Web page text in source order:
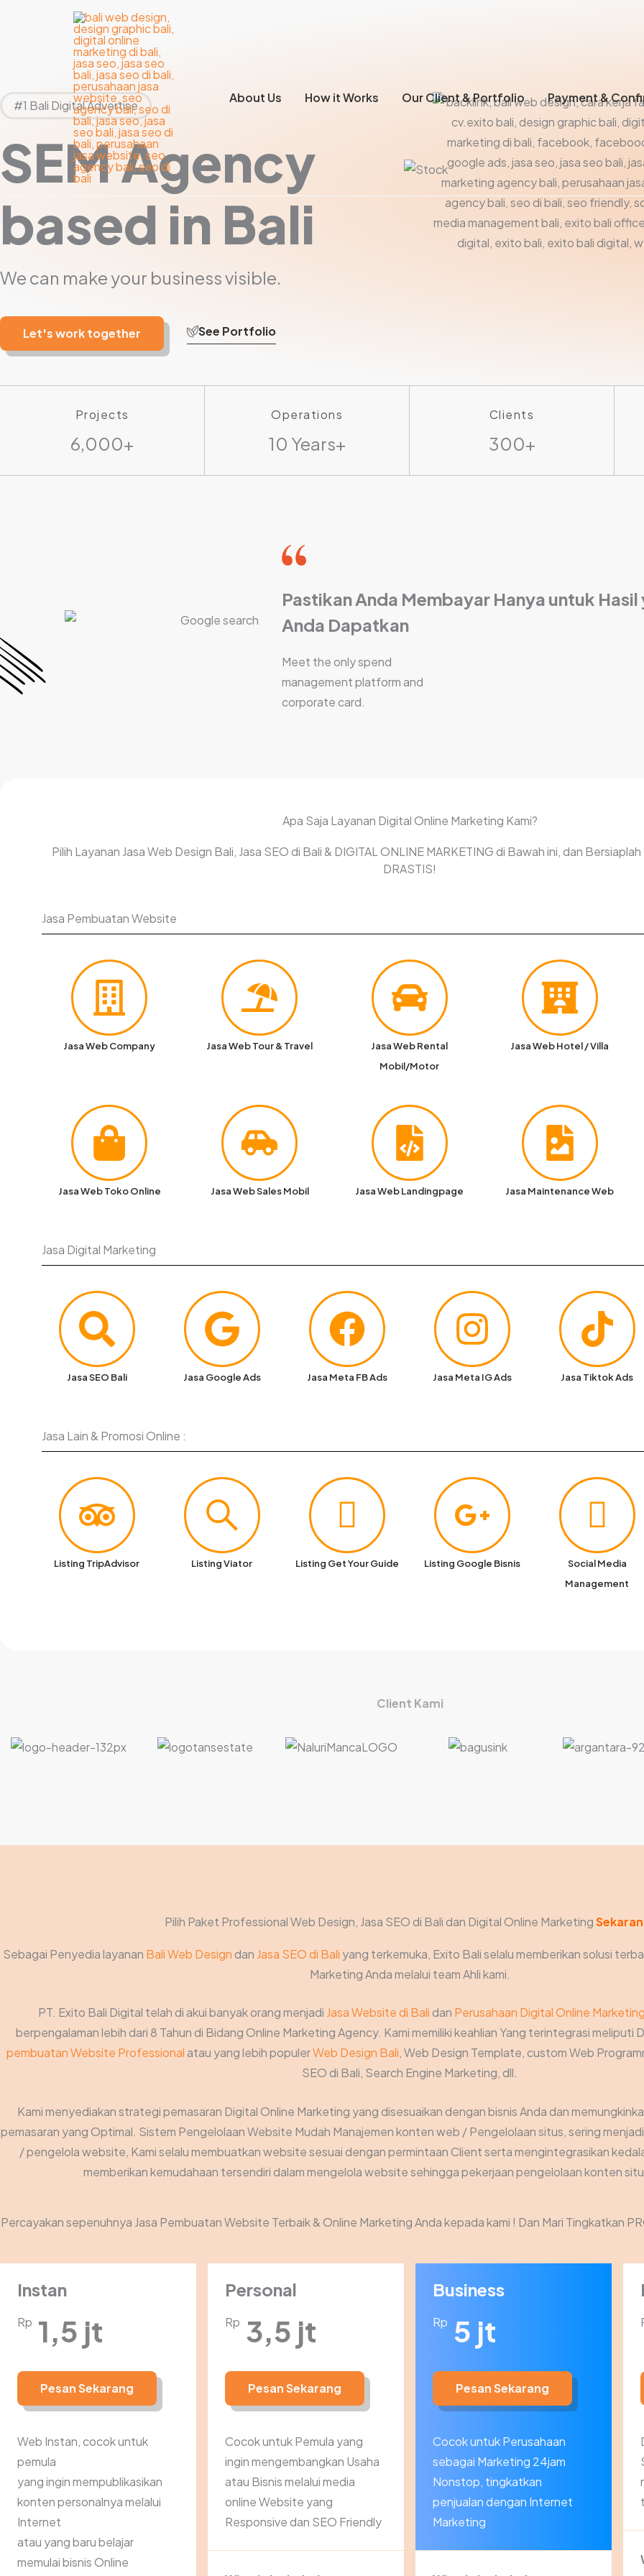
About Us How it Works Our Client & Portfolio Payment &
#1 Bali Digital Advertise
SEM Agency
based in Bali
We can make your business visible.
Let's work together See Portfolio
Projects
6,000+
Operations
10 Years+
Clients
300+
Pastikan Anda Membayar Hanya untuk Hasil
Anda Dapatkan
Meet the only spend
management platform and
corporate card.
Apa Saja Layanan Digital Online Marketing Kami?
Pilih Layanan Jasa Web Design Bali, Jasa SEO di Bali & DIGITAL ONLINE MARKETING di Bawah ini, dan
DRASTIS!
Jasa Pembuatan Website
Jasa Web Company Jasa Web Tour & Travel
Jasa Web Rental
Mobil/Motor
Jasa Web Hotel / Villa
Jasa Web Toko Online Jasa Web Sales Mobil Jasa Web Landingpage Jasa Maintenance Web
Jasa Digital Marketing
Jasa SEO Bali Jasa Google Ads Jasa Meta FB Ads Jasa Meta IG Ads Jasa Tiktok Ads
Jasa Lain & Promosi Online :
Listing TripAdvisor Listing Viator Listing Get Your Guide Listing Google Bisnis
Social Media
Management
Client Kami
Pilih Paket Professional Web Design, Jasa SEO di Bali dan Digital Online Marketing
Sebagai Penyedia layanan Bali Web Designdan Jasa SEO di Bali yang terkemuka, Exito Bali selalu memberikan solusi
Marketing Anda melalui team Ahli kami.
PT. Exito Bali Digital telah di akui banyak orang menjadi Jasa Website di Balidan Perusahaan Digital Online
berpengalaman lebih dari 8 Tahun di Bidang Online Marketing Agency. Kami memiliki keahlian Yang terintegrasi meliputi
pembuatan Website Professionalatau yang lebih populerWeb Design Bali, Web Design Template, custom Web
SEO di Bali, Search Engine Marketing, dll.
Kami menyediakan strategi pemasaran Digital Online Marketing yang disesuaikan dengan bisnis Anda dan
pemasaran yang Optimal. Sistem Pengelolaan Website Mudah Manajemen konten web / Pengelolaan situs, sering
/ pengelola website, Kami selalu membuatkan website sesuai dengan permintaan Client serta mengintegrasikan
memberikan kemudahaan tersendiri dalam mengelola website sehingga pekerjaan pengelolaan konten
Percayakan sepenuhnya Jasa Pembuatan Website Terbaik & Online Marketing Anda kepada kami ! Dan Mari Tingkatkan
Instan
Rp 1,5 jt
Pesan Sekarang
Web Instan, cocok untuk
pemula
yang ingin mempublikasikan
konten personalnya melalui
Internet
atau yang baru belajar
memulai bisnis Online
Personal
Rp 3,5 jt
Pesan Sekarang
Cocok untuk Pemula yang
ingin mengembangkan Usaha
atau Bisnis melalui media
online Website yang
Responsive dan SEO Friendly
Business
Rp 5 jt
Pesan Sekarang
Cocok untuk Perusahaan
sebagai Marketing 24jam
Nonstop, tingkatkan
penjualan dengan Internet
Marketing